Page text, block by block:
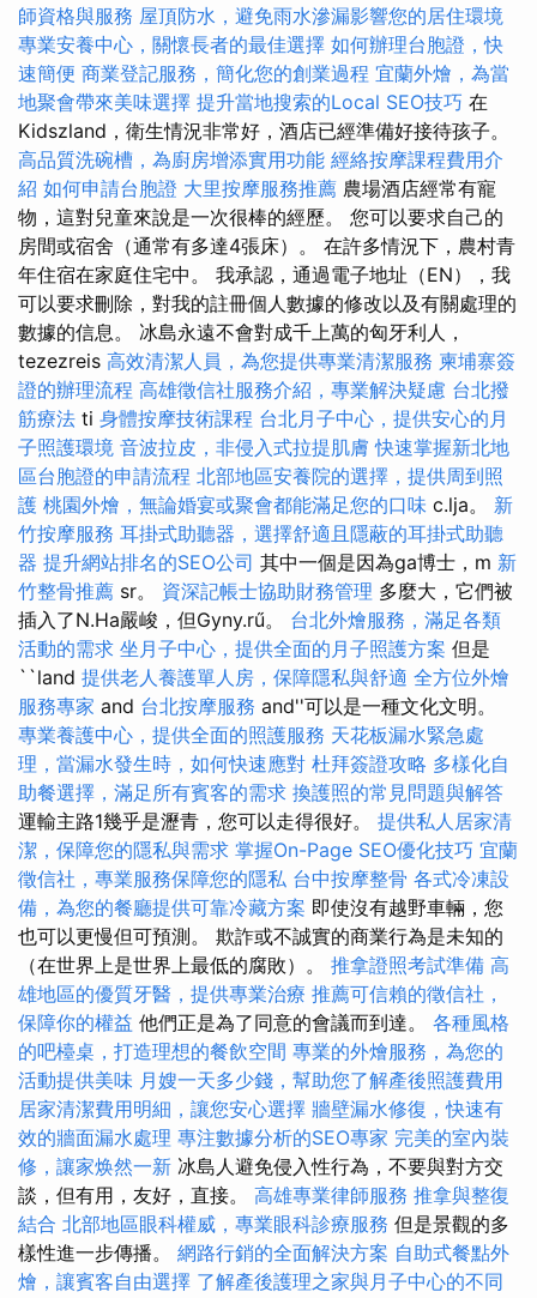
師資格與服務 屋頂防水，避免雨水滲漏影響您的居住環境
專業安養中心，關懷長者的最佳選擇 如何辦理台胞證，快
速簡便 商業登記服務，簡化您的創業過程 宜蘭外燴，為當
地聚會帶來美味選擇 提升當地搜索的Local SEO技巧 在
Kidszland，衛生情況非常好，酒店已經準備好接待孩子。
高品質洗碗槽，為廚房增添實用功能 經絡按摩課程費用介
紹 如何申請台胞證 大里按摩服務推薦 農場酒店經常有寵
物，這對兒童來說是一次很棒的經歷。 您可以要求自己的
房間或宿舍（通常有多達4張床）。 在許多情況下，農村青
年住宿在家庭住宅中。 我承認，通過電子地址（EN），我
可以要求刪除，對我的註冊個人數據的修改以及有關處理的
數據的信息。 冰島永遠不會對成千上萬的匈牙利人，
tezezreis 高效清潔人員，為您提供專業清潔服務 柬埔寨簽
證的辦理流程 高雄徵信社服務介紹，專業解決疑慮 台北撥
筋療法 ti 身體按摩技術課程 台北月子中心，提供安心的月
子照護環境 音波拉皮，非侵入式拉提肌膚 快速掌握新北地
區台胞證的申請流程 北部地區安養院的選擇，提供周到照
護 桃園外燴，無論婚宴或聚會都能滿足您的口味 c.lja。 新
竹按摩服務 耳掛式助聽器，選擇舒適且隱蔽的耳掛式助聽
器 提升網站排名的SEO公司 其中一個是因為ga博士，m 新
竹整骨推薦 sr。 資深記帳士協助財務管理 多麼大，它們被
插入了N.Ha嚴峻，但Gyny.rű。 台北外燴服務，滿足各類
活動的需求 坐月子中心，提供全面的月子照護方案 但是
``land 提供老人養護單人房，保障隱私與舒適 全方位外燴
服務專家 and 台北按摩服務 and''可以是一種文化文明。
專業養護中心，提供全面的照護服務 天花板漏水緊急處
理，當漏水發生時，如何快速應對 杜拜簽證攻略 多樣化自
助餐選擇，滿足所有賓客的需求 換護照的常見問題與解答
運輸主路1幾乎是瀝青，您可以走得很好。 提供私人居家清
潔，保障您的隱私與需求 掌握On-Page SEO優化技巧 宜蘭
徵信社，專業服務保障您的隱私 台中按摩整骨 各式冷凍設
備，為您的餐廳提供可靠冷藏方案 即使沒有越野車輛，您
也可以更慢但可預測。 欺詐或不誠實的商業行為是未知的
（在世界上是世界上最低的腐敗）。 推拿證照考試準備 高
雄地區的優質牙醫，提供專業治療 推薦可信賴的徵信社，
保障你的權益 他們正是為了同意的會議而到達。 各種風格
的吧檯桌，打造理想的餐飲空間 專業的外燴服務，為您的
活動提供美味 月嫂一天多少錢，幫助您了解產後照護費用
居家清潔費用明細，讓您安心選擇 牆壁漏水修復，快速有
效的牆面漏水處理 專注數據分析的SEO專家 完美的室內裝
修，讓家焕然一新 冰島人避免侵入性行為，不要與對方交
談，但有用，友好，直接。 高雄專業律師服務 推拿與整復
結合 北部地區眼科權威，專業眼科診療服務 但是景觀的多
樣性進一步傳播。 網路行銷的全面解決方案 自助式餐點外
燴，讓賓客自由選擇 了解產後護理之家與月子中心的不同